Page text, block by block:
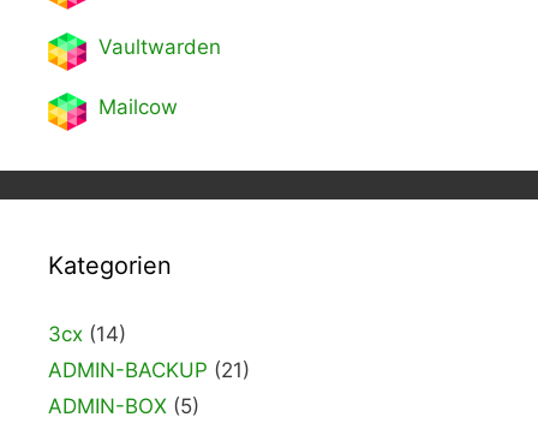
Vaultwarden
Mailcow
Kategorien
3cx (14)
ADMIN-BACKUP (21)
ADMIN-BOX (5)